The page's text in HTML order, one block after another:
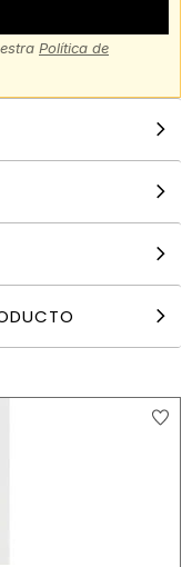
Política de